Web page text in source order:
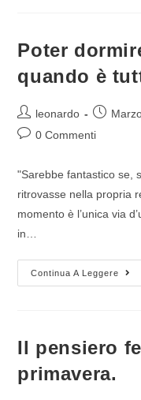
Poter
quando è
leonardo
0 Commenti
"Sarebbe fantastico se,
ritrovasse nella propria
momento è l’unica via
in…
Continua A Leggere
Il pensiero
primavera.